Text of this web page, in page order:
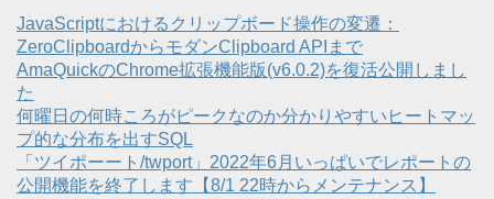
JavaScriptにおけるクリップボード操作の変遷：
ZeroClipboardからモダンClipboard APIまで
AmaQuickのChrome拡張機能版(v6.0.2)を復活公開しまし
た
何曜日の何時ころがピークなのか分かりやすいヒートマッ
プ的な分布を出すSQL
「ツイポーート/twport」2022年6月いっぱいでレポートの
公開機能を終了します【8/1 22時からメンテナンス】